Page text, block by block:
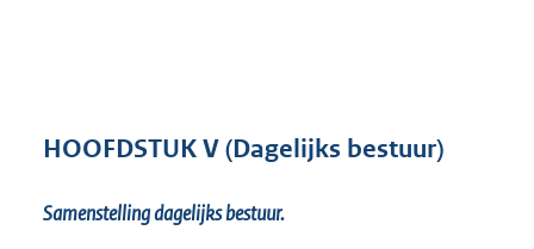
HOOFDSTUK V (Dagelijks bestuur)
Samenstelling dagelijks bestuur.